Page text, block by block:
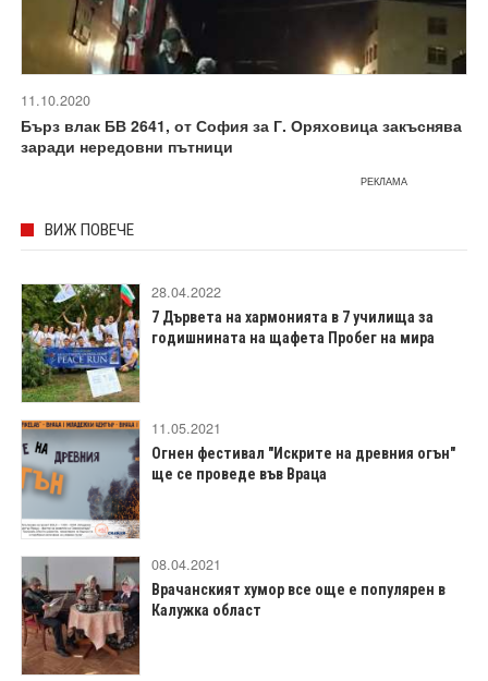
11.10.2020
Бърз влак БВ 2641, от София за Г. Оряховица закъснява
заради нередовни пътници
РЕКЛАМА
ВИЖ ПОВЕЧЕ
28.04.2022
7 Дървета на хармонията в 7 училища за
годишнината на щафета Пробег на мира
11.05.2021
Огнен фестивал "Искрите на древния огън"
ще се проведе във Враца
08.04.2021
Врачанският хумор все още е популярен в
Калужка област